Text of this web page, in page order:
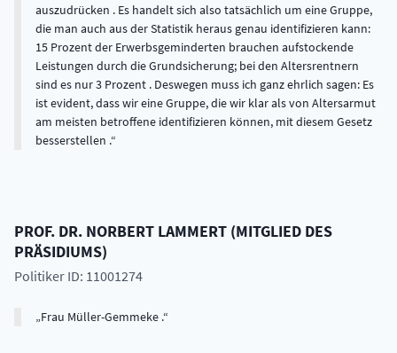
auszudrücken . Es handelt sich also tatsächlich um eine Gruppe,
die man auch aus der Statistik heraus genau identifizieren kann:
15 Prozent der Erwerbsgeminderten brauchen aufstockende
Leistungen durch die Grundsicherung; bei den Altersrentnern
sind es nur 3 Prozent . Deswegen muss ich ganz ehrlich sagen: Es
ist evident, dass wir eine Gruppe, die wir klar als von Altersarmut
am meisten betroffene identifizieren können, mit diesem Gesetz
besserstellen .
PROF. DR. NORBERT LAMMERT (MITGLIED DES
PRÄSIDIUMS)
Politiker ID: 11001274
Frau Müller-Gemmeke .